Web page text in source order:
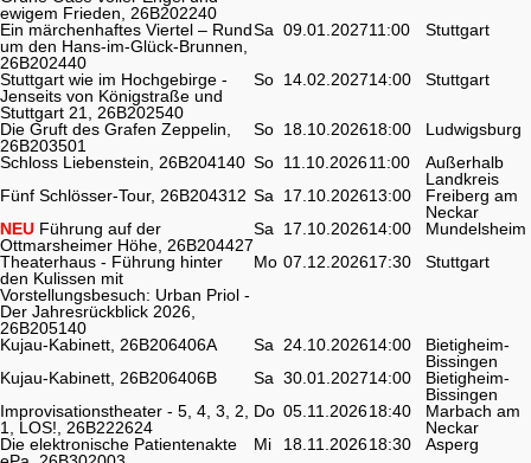
ewigem Frieden, 26B202240
Ein märchenhaftes Viertel – Rund
um den Hans-im-Glück-Brunnen,
26B202440
Sa 09.01.202711:00 Stuttgart
Stuttgart wie im Hochgebirge -
Jenseits von Königstraße und
Stuttgart 21, 26B202540
So 14.02.202714:00 Stuttgart
Die Gruft des Grafen Zeppelin,
26B203501
So 18.10.202618:00
Ludwigsburg
Schloss Liebenstein, 26B204140 So 11.10.202611:00
Außerhalb
Landkreis
Fünf Schlösser-Tour, 26B204312 Sa 17.10.202613:00
Freiberg am
Neckar
NEU Führung auf der
Ottmarsheimer Höhe, 26B204427
Sa 17.10.202614:00
Mundelsheim
Theaterhaus - Führung hinter
den Kulissen mit
Vorstellungsbesuch: Urban Priol -
Der Jahresrückblick 2026,
26B205140
Mo 07.12.202617:30 Stuttgart
Kujau-Kabinett, 26B206406A Sa 24.10.202614:00
Bietigheim-
Bissingen
Kujau-Kabinett, 26B206406B
Sa 30.01.202714:00
Bietigheim-
Bissingen
Improvisationstheater - 5, 4, 3, 2,
1, LOS!, 26B222624
Do 05.11.202618:40
Marbach am
Neckar
Die elektronische Patientenakte
Mi 18.11.202618:30
Asperg